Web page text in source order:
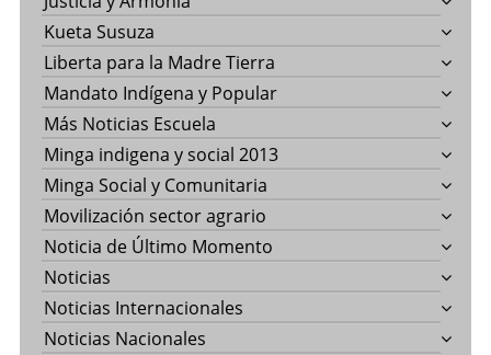
Kueta Susuza
Liberta para la Madre Tierra
Mandato Indígena y Popular
Más Noticias Escuela
Minga indigena y social 2013
Minga Social y Comunitaria
Movilización sector agrario
Noticia de Último Momento
Noticias
Noticias Internacionales
Noticias Nacionales